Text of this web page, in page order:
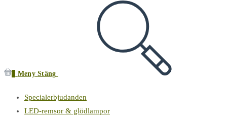
Meny Stäng
Specialerbjudanden
LED-remsor & glödlampor